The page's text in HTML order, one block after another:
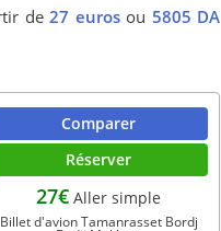
de27 eurosou 5805 DA
Comparer
Réserver
27€ Aller simple
Billet d'avion Tamanrasset Bordj